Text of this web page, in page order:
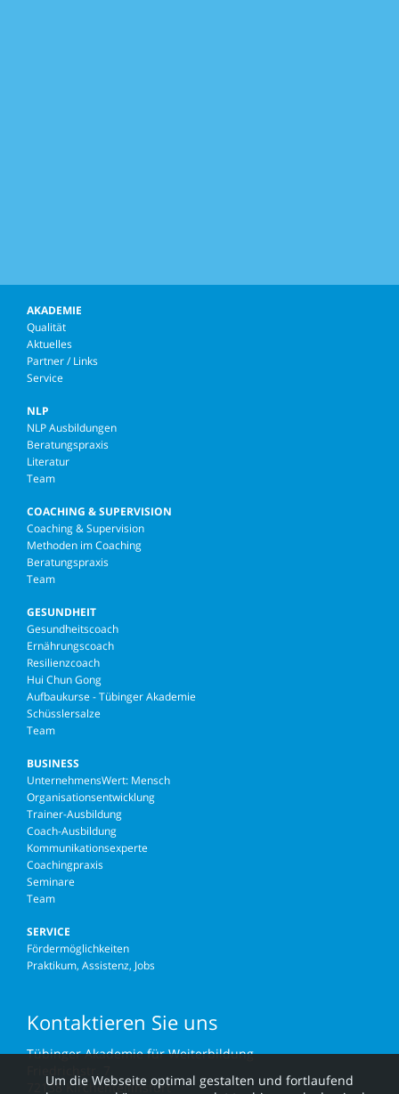
AKADEMIE
Qualität
Aktuelles
Partner / Links
Service
NLP
NLP Ausbildungen
Beratungspraxis
Literatur
Team
COACHING & SUPERVISION
Coaching & Supervision
Methoden im Coaching
Beratungspraxis
Team
GESUNDHEIT
Gesundheitscoach
Ernährungscoach
Resilienzcoach
Hui Chun Gong
Aufbaukurse - Tübinger Akademie
Schüsslersalze
Team
BUSINESS
UnternehmensWert: Mensch
Organisationsentwicklung
Trainer-Ausbildung
Coach-Ausbildung
Kommunikationsexperte
Coachingpraxis
Seminare
Team
SERVICE
Fördermöglichkeiten
Praktikum, Assistenz, Jobs
Kontaktieren Sie uns
Tübinger Akademie für Weiterbildung
72138 Kirchentellinsfurt
Um die Webseite optimal gestalten und fortlaufend